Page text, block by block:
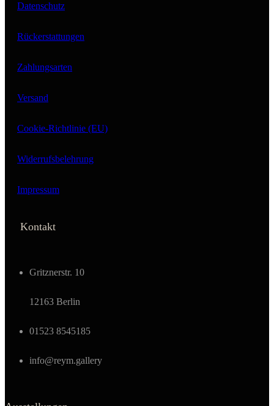
Datenschutz
Rückerstattungen
Zahlungsarten
Versand
Cookie-Richtlinie (EU)
Widerrufsbelehrung
Impressum
Kontakt
Gritznerstr. 10
12163 Berlin
01523 8545185
info@reym.gallery